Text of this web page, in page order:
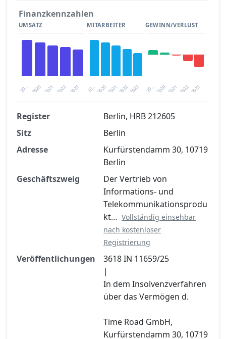
Finanzkennzahlen
UMSATZ
20… 2021 2023
2020 2022
MITARBEITER
20… 2021 2023
2020 2022
GEWINN/VERLUST
20… 2021 2023
2020 2022
Finanzkennzahlen nach kostenloser
Registrierung verfügbar
Jetzt kostenlos registrieren
Register
Berlin, HRB 212605
Sitz
Berlin
Adresse
Kurfürstendamm 30, 10719
Berlin
Geschäftszweig
Der Vertrieb von
Informations- und
Telekommunikationsprodu
kt… Vollständig einsehbar
nach kostenloser
Registrierung
Veröffentlichungen
3618 IN 11659/25
|
In dem Insolvenzverfahren
über das Vermögen d.
Time Road GmbH,
Kurfürstendamm 30, 10719